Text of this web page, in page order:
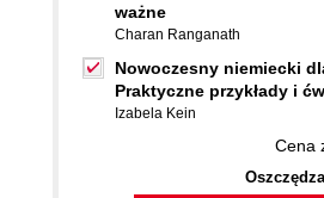
ważne
Charan Ranganath
Nowoczesny niemiecki
Praktyczne przykłady i
Izabela Kein
Cena